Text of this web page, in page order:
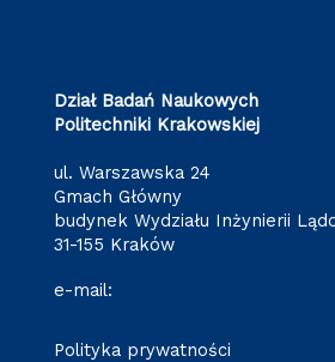
Dział Badań Naukowych
Politechniki Krakowskiej
ul. Warszawska 24
Gmach Główny
budynek Wydziału Inżynierii
31-155 Kraków
e-mail:
Polityka prywatności